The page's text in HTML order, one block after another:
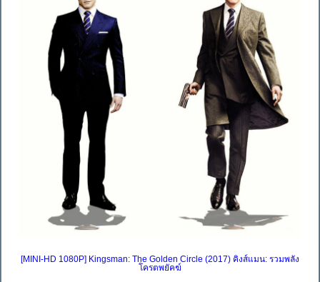
[MINI-HD 1080P] Kingsman: The Golden Circle (2017) คิงส์แมน: รวมพลัง
โครตพยัคฆ์